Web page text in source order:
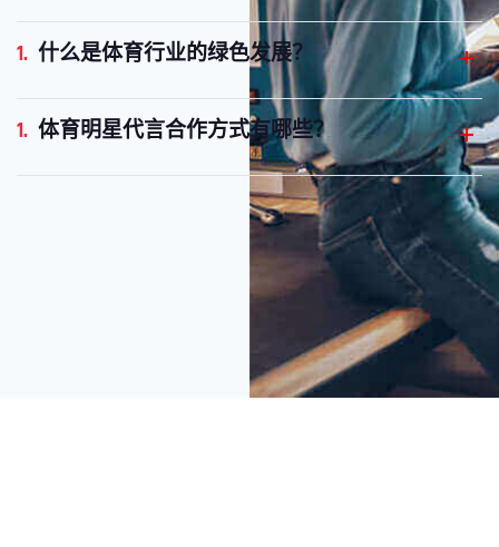
1. 什么是体育行业的绿色发展？
1. 体育明星代言合作方式有哪些？